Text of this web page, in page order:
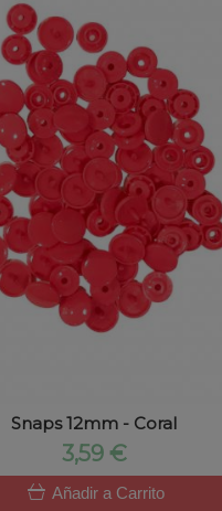
Snaps 12mm - Coral
3,59 €
Añadir a Carrito